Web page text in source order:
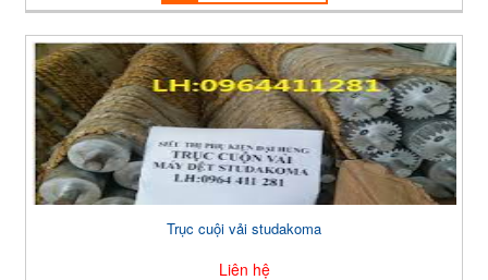
Trục cuội vải studakoma
Liên hệ